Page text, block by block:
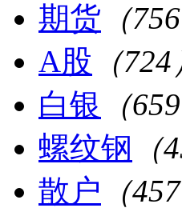
期货 （756
A股 （724
白银 （659
螺纹钢 （
散户 （457